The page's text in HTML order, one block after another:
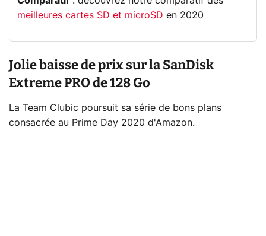
meilleures cartes SD et microSD en 2020
Jolie baisse de prix sur la SanDisk
Extreme PRO de 128 Go
La Team Clubic poursuit sa série de bons plans
consacrée au Prime Day 2020 d'Amazon.